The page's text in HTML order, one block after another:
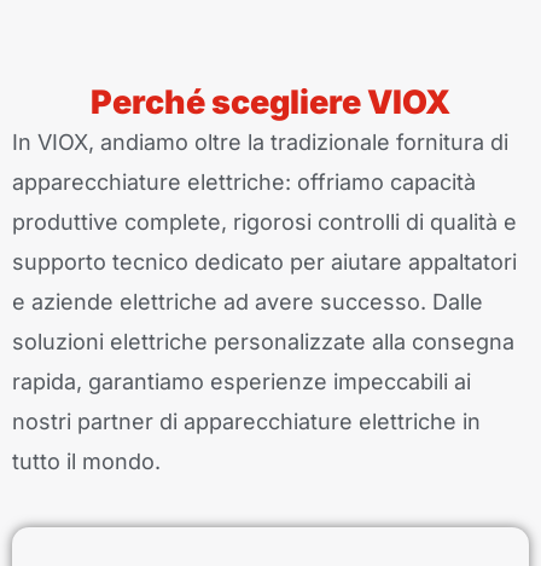
Perché scegliere VIOX
In VIOX, andiamo oltre la tradizionale fornitura di
apparecchiature elettriche: offriamo capacità
produttive complete, rigorosi controlli di qualità e
supporto tecnico dedicato per aiutare appaltatori
e aziende elettriche ad avere successo. Dalle
soluzioni elettriche personalizzate alla consegna
rapida, garantiamo esperienze impeccabili ai
nostri partner di apparecchiature elettriche in
tutto il mondo.